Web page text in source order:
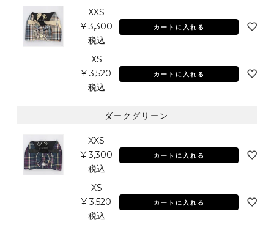
XXS
¥ 3,300
税込
カートに入れる
XS
¥ 3,520
税込
カートに入れる
ダークグリーン
XXS
¥ 3,300
税込
カートに入れる
XS
¥ 3,520
税込
カートに入れる